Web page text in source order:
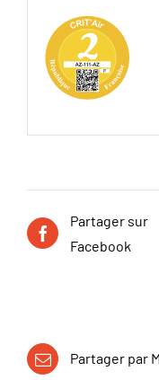
Partager sur
Facebook
Partager par